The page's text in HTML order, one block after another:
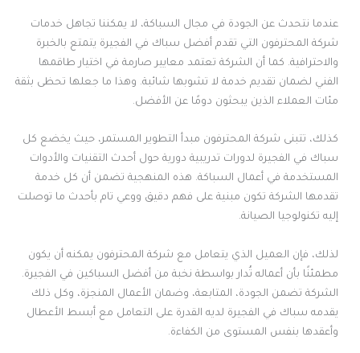
عندما نتحدث عن الجودة في مجال السباكة، لا يمكننا تجاهل خدمات
شركة المحترفون التي تقدم أفضل سباك في الفجيرة يتمتع بالخبرة
والاحترافية. كما أن الشركة تعتمد معايير صارمة في اختيار طاقمها
الفني لضمان تقديم خدمة لا تشوبها شائبة. وهذا ما جعلها تحظى بثقة
مئات العملاء الذين يبحثون دومًا عن الأفضل.
كذلك، تتبنى شركة المحترفون مبدأ التطوير المستمر، حيث يخضع كل
سباك في الفجيرة لدورات تدريبية دورية حول أحدث التقنيات والأدوات
المستخدمة في أعمال السباكة. هذه المنهجية تضمن أن كل خدمة
تقدمها الشركة تكون مبنية على فهم دقيق ووعي تام بأحدث ما توصلت
إليه تكنولوجيا الصيانة.
لذلك، فإن العميل الذي يتعامل مع شركة المحترفون يمكنه أن يكون
مطمئنًا بأن أعماله تُدار بواسطة نخبة من أفضل السباكين في الفجيرة.
الشركة تضمن الجودة، المتابعة، وضمان الأعمال المنجزة، وكل ذلك
يقدمه سباك في الفجيرة لديه القدرة على التعامل مع أبسط الأعطال
وأعقدها بنفس المستوى من الكفاءة.